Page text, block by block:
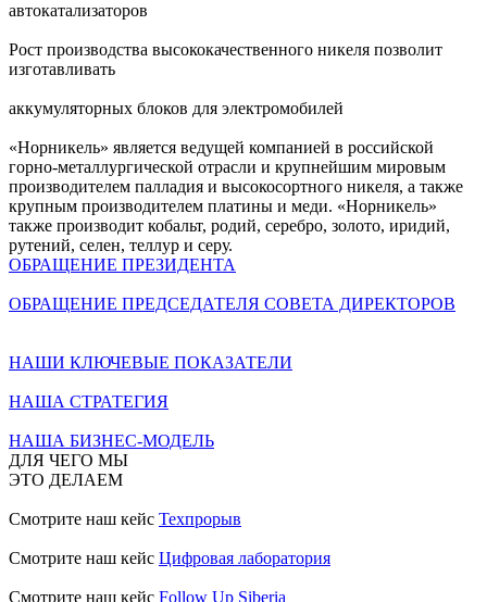
автокатализаторов
Рост производства высококачественного никеля позволит
изготавливать
аккумуляторных блоков для электромобилей
«Норникель» является ведущей компанией в российской
горно-металлургической отрасли и крупнейшим мировым
производителем палладия и высокосортного никеля, а также
крупным производителем платины и меди. «Норникель»
также производит кобальт, родий, серебро, золото, иридий,
рутений, селен, теллур и серу.
ОБРАЩЕНИЕ ПРЕЗИДЕНТА
ОБРАЩЕНИЕ ПРЕДСЕДАТЕЛЯ СОВЕТА ДИРЕКТОРОВ
НАШИ КЛЮЧЕВЫЕ ПОКАЗАТЕЛИ
НАША СТРАТЕГИЯ
НАША БИЗНЕС-МОДЕЛЬ
ДЛЯ ЧЕГО МЫ
ЭТО ДЕЛАЕМ
Смотрите наш кейс Техпрорыв
Смотрите наш кейс Цифровая лаборатория
Смотрите наш кейс Follow Up Siberia